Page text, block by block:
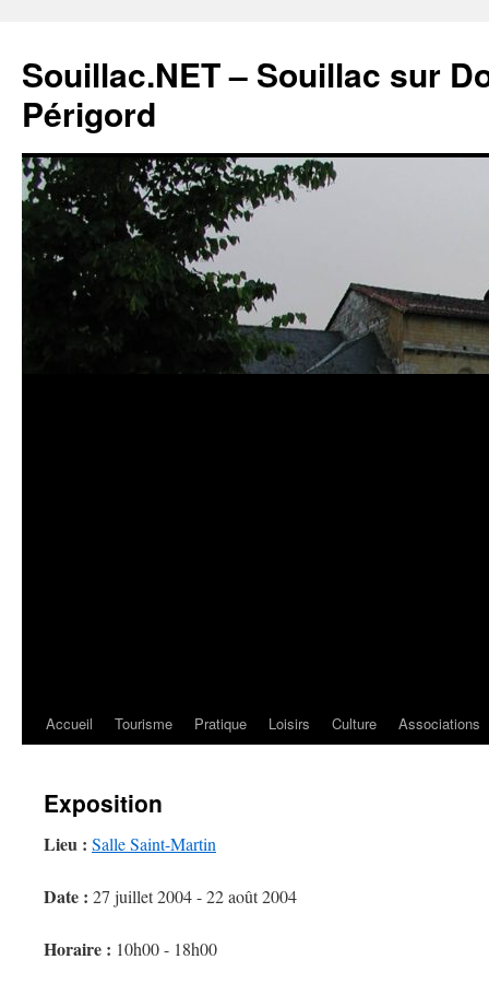
Souillac.NET – Souillac sur
Périgord
Accueil Tourisme Pratique Loisirs Culture Associations
Exposition
Lieu : Salle Saint-Martin
Date : 27 juillet 2004 - 22 août 2004
Horaire : 10h00 - 18h00